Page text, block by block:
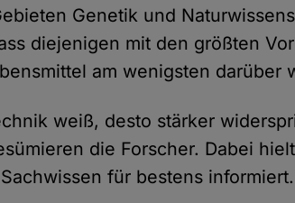
Genetik und
diejenigen mit den größten
am wenigsten darüber
weiß, desto stärker
die Forscher. Dabei
für bestens informiert.